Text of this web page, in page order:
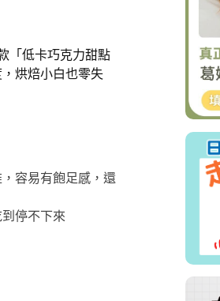
「低卡巧克力甜點
烘焙小白也零失
容易有飽足感，還